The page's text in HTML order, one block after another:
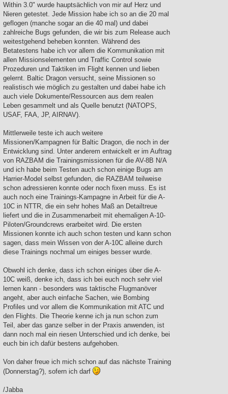
Within 3.0" wurde hauptsächlich von mir auf Herz und
Nieren getestet. Jede Mission habe ich so an die 20 mal
geflogen (manche sogar an die 40 mal) und dabei
zahlreiche Bugs gefunden, die wir bis zum Release auch
weitestgehend beheben konnten. Während des
Betatestens habe ich vor allem die Kommunikation mit
allen Missionselementen und Traffic Control sowie
Prozeduren und Taktiken im Flight kennen und lieben
gelernt. Baltic Dragon versucht, seine Missionen so
realistisch wie möglich zu gestalten und dabei habe ich
auch viele Dokumente/Ressourcen aus dem realen
Leben gesammelt und als Quelle benutzt (NATOPS,
USAF, FAA, JP, AIRNAV).
Mittlerweile teste ich auch weitere
Missionen/Kampagnen für Baltic Dragon, die noch in der
Entwicklung sind. Unter anderem entwickelt er im Auftrag
von RAZBAM die Trainingsmissionen für die AV-8B N/A
und ich habe beim Testen auch schon einige Bugs am
Harrier-Model selbst gefunden, die RAZBAM teilweise
schon adressieren konnte oder noch fixen muss. Es ist
auch noch eine Trainings-Kampagne in Arbeit für die A-
10C in NTTR, die ein sehr hohes Maß an Detailtreue
liefert und die in Zusammenarbeit mit ehemaligen A-10-
Piloten/Groundcrews erarbeitet wird. Die ersten
Missionen konnte ich auch schon testen und kann schon
sagen, dass mein Wissen von der A-10C alleine durch
diese Trainings nochmal um einiges besser wurde.
Obwohl ich denke, dass ich schon einiges über die A-
10C weiß, denke ich, dass ich bei euch noch sehr viel
lernen kann - besonders was taktische Flugmanöver
angeht, aber auch einfache Sachen, wie Bombing
Profiles und vor allem die Kommunikation mit ATC und
den Flights. Die Theorie kenne ich ja nun schon zum
Teil, aber das ganze selber in der Praxis anwenden, ist
dann noch mal ein riesen Unterschied und ich denke, bei
euch bin ich dafür bestens aufgehoben.
Von daher freue ich mich schon auf das nächste Training
(Donnerstag?), sofern ich darf
/Jabba